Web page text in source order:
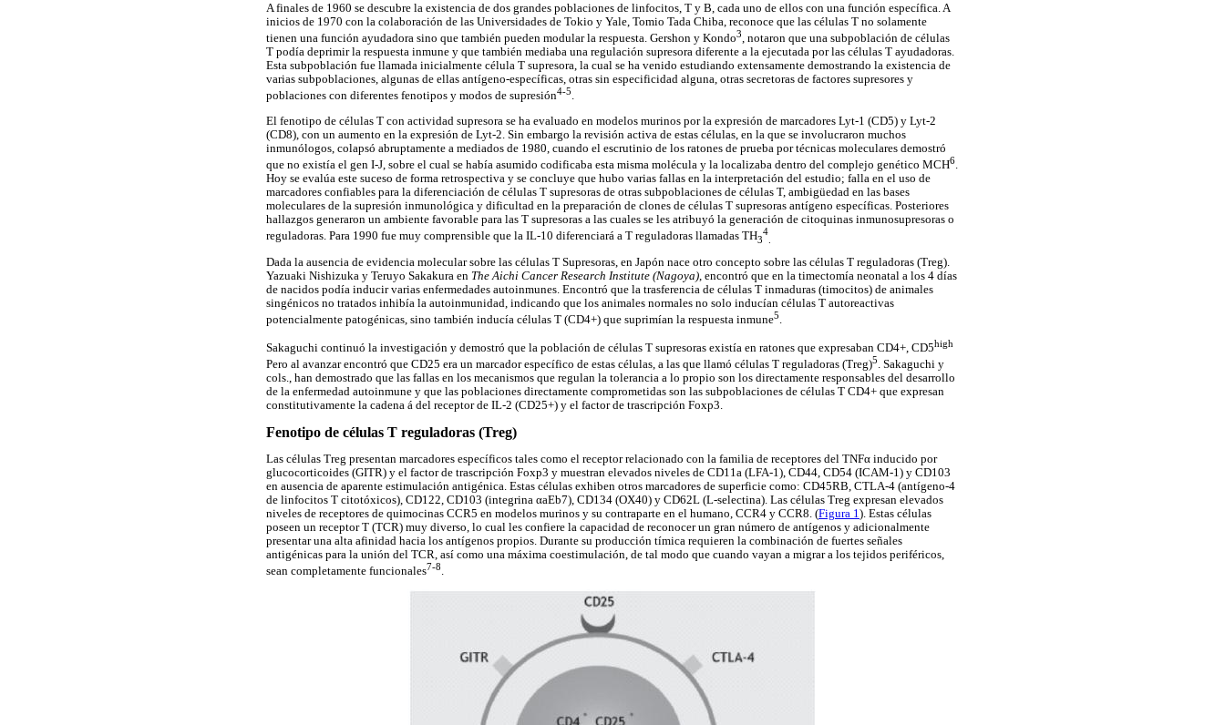
A finales de 1960 se descubre la existencia de dos grandes poblaciones de linfocitos, T y B, cada uno de ellos con una función específica. A
inicios de 1970 con la colaboración de las Universidades de Tokio y Yale, Tomio Tada Chiba, reconoce que las células T no solamente
tienen una función ayudadora sino que también pueden modular la respuesta. Gershon y Kondo3, notaron que una subpoblación de células
T podía deprimir la respuesta inmune y que también mediaba una regulación supresora diferente a la ejecutada por las células T ayudadoras.
Esta subpoblación fue llamada inicialmente célula T supresora, la cual se ha venido estudiando extensamente demostrando la existencia de
varias subpoblaciones, algunas de ellas antígeno-específicas, otras sin especificidad alguna, otras secretoras de factores supresores y
poblaciones con diferentes fenotipos y modos de supresión4-5.
El fenotipo de células T con actividad supresora se ha evaluado en modelos murinos por la expresión de marcadores Lyt-1 (CD5) y Lyt-2
(CD8), con un aumento en la expresión de Lyt-2. Sin embargo la revisión activa de estas células, en la que se involucraron muchos
inmunólogos, colapsó abruptamente a mediados de 1980, cuando el escrutinio de los ratones de prueba por técnicas moleculares demostró
que no existía el gen I-J, sobre el cual se había asumido codificaba esta misma molécula y la localizaba dentro del complejo genético MCH6.
Hoy se evalúa este suceso de forma retrospectiva y se concluye que hubo varias fallas en la interpretación del estudio; falla en el uso de
marcadores confiables para la diferenciación de células T supresoras de otras subpoblaciones de células T, ambigüedad en las bases
moleculares de la supresión inmunológica y dificultad en la preparación de clones de células T supresoras antígeno específicas. Posteriores
hallazgos generaron un ambiente favorable para las T supresoras a las cuales se les atribuyó la generación de citoquinas inmunosupresoras o
reguladoras. Para 1990 fue muy comprensible que la IL-10 diferenciará a T reguladoras llamadas TH3
4
Dada la ausencia de evidencia molecular sobre las células T Supresoras, en Japón nace otro concepto sobre las células T reguladoras (Treg).
Yazuaki Nishizuka y Teruyo Sakakura en The Aichi Cancer Research Institute (Nagoya), encontró que en la timectomía neonatal a los 4 días
de nacidos podía inducir varias enfermedades autoinmunes. Encontró que la trasferencia de células T inmaduras (timocitos) de animales
singénicos no tratados inhibía la autoinmunidad, indicando que los animales normales no solo inducían células T autoreactivas
potencialmente patogénicas, sino también inducía células T (CD4+) que suprimían la respuesta inmune5.
Sakaguchi continuó la investigación y demostró que la población de células T supresoras existía en ratones que expresaban CD4+, CD5high
Pero al avanzar encontró que CD25 era un marcador específico de estas células, a las que llamó células T reguladoras (Treg)5. Sakaguchi y
cols., han demostrado que las fallas en los mecanismos que regulan la tolerancia a lo propio son los directamente responsables del desarrollo
de la enfermedad autoinmune y que las poblaciones directamente comprometidas son las subpoblaciones de células T CD4+ que expresan
constitutivamente la cadena á del receptor de IL-2 (CD25+) y el factor de trascripción Foxp3.
Fenotipo de células T reguladoras (Treg)
Las células Treg presentan marcadores específicos tales como el receptor relacionado con la familia de receptores del TNFα inducido por
glucocorticoides (GITR) y el factor de trascripción Foxp3 y muestran elevados niveles de CD11a (LFA-1), CD44, CD54 (ICAM-1) y CD103
en ausencia de aparente estimulación antigénica. Estas células exhiben otros marcadores de superficie como: CD45RB, CTLA-4 (antígeno-4
de linfocitos T citotóxicos), CD122, CD103 (integrina αaEb7), CD134 (OX40) y CD62L (L-selectina). Las células Treg expresan elevados
niveles de receptores de quimocinas CCR5 en modelos murinos y su contraparte en el humano, CCR4 y CCR8. (Figura 1 ). Estas células
poseen un receptor T (TCR) muy diverso, lo cual les confiere la capacidad de reconocer un gran número de antígenos y adicionalmente
presentar una alta afinidad hacia los antígenos propios. Durante su producción tímica requieren la combinación de fuertes señales
antigénicas para la unión del TCR, así como una máxima coestimulación, de tal modo que cuando vayan a migrar a los tejidos periféricos,
sean completamente funcionales7-8.